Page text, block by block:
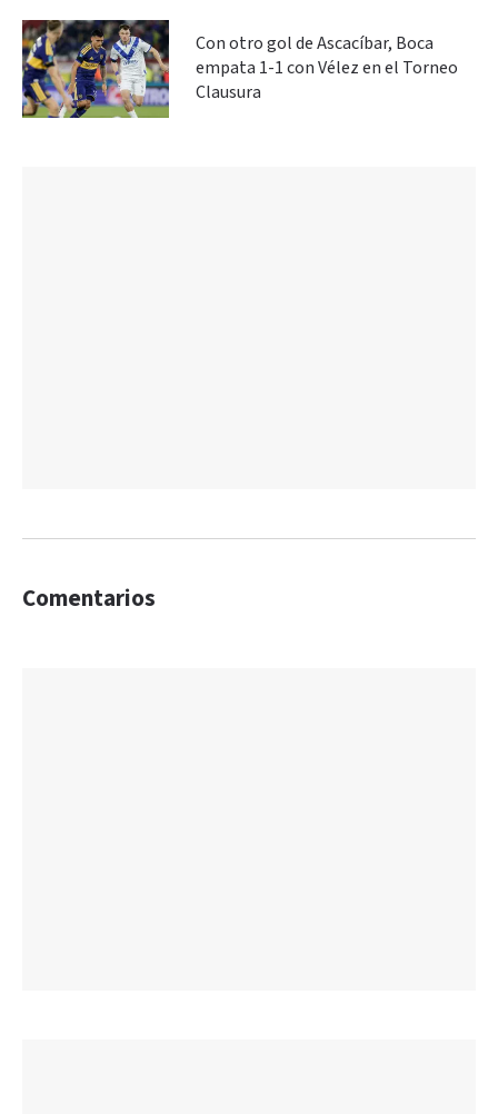
Con otro gol de Ascacíbar, Boca
empata 1-1 con Vélez en el Torneo
Clausura
Comentarios